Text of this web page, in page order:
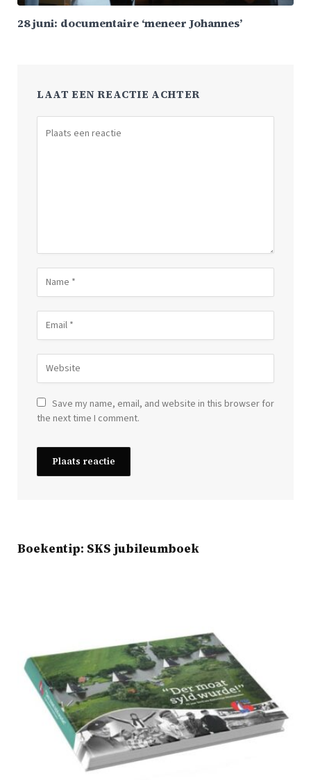
28 juni: documentaire ‘meneer Johannes’
LAAT EEN REACTIE ACHTER
Save my name, email, and website in this browser for
the next time I comment.
Boekentip: SKS jubileumboek